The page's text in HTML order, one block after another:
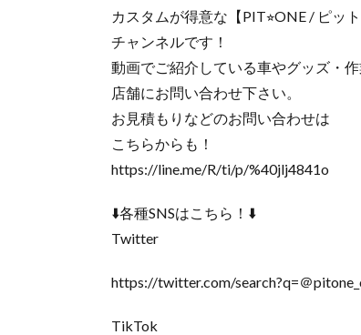
カスタムが得意な【PIT⭐︎ONE / ピッ
チャンネルです！
動画でご紹介している車やグッズ・
店舗にお問い合わせ下さい。
お見積もりなどのお問い合わせは
こちらからも！
https://line.me/R/ti/p/%40jlj4841o
⬇️各種SNSはこちら！⬇️
Twitter
https://twitter.com/search?q=＠
TikTok